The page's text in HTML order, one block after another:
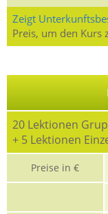
Zeigt
Preis, um den Kurs
20 Lektionen
+ 5 Lektionen
Preise in €